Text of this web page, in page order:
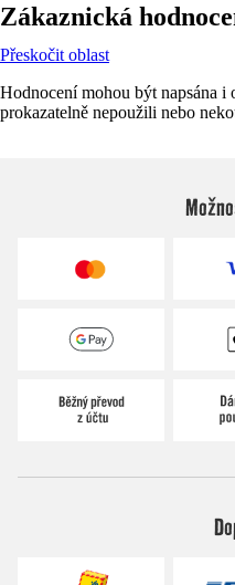
Zákaznická
Přeskočit oblast
Hodnocení mohou být napsána i
prokazatelně nepoužili nebo